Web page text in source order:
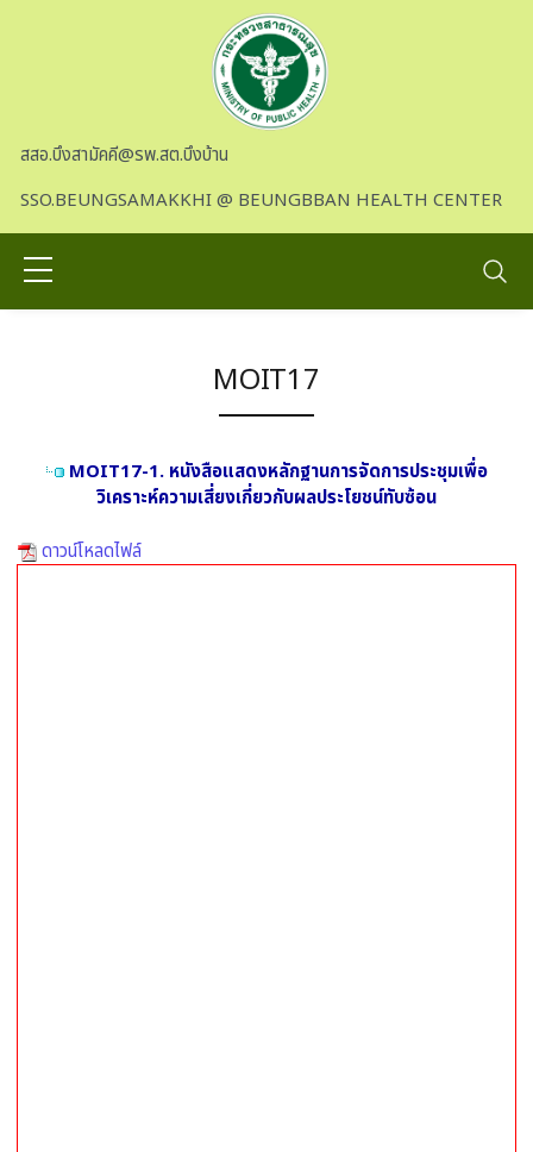
สสอ.บึงสามัคคี@รพ.สต.บึงบ้าน
SSO.BEUNGSAMAKKHI @ BEUNGBBAN HEALTH CENTER
MOIT17
MOIT17-1. หนังสือแสดงหลักฐานการจัดการประชุมเพื่อ
วิเคราะห์ความเสี่ยงเกี่ยวกับผลประโยชน์ทับซ้อน
ดาวน์โหลดไฟล์